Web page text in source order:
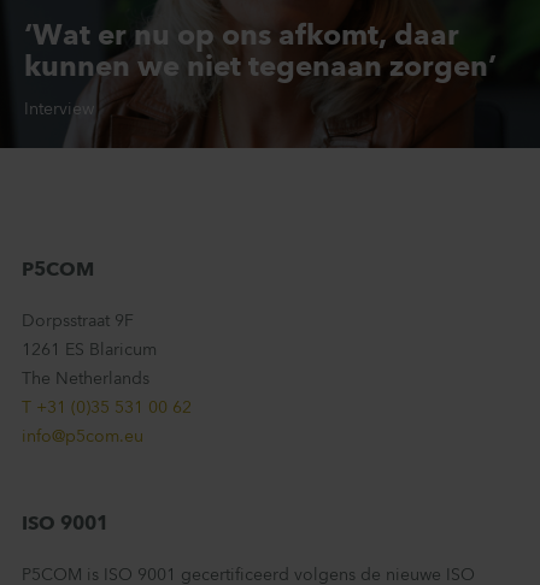
‘Wat er nu op ons afkomt, daar
kunnen we niet tegenaan zorgen’
Interview
P5COM
Dorpsstraat 9F
1261 ES Blaricum
The Netherlands
T +31 (0)35 531 00 62
info@p5com.eu
ISO 9001
P5COM is ISO 9001 gecertificeerd volgens de nieuwe ISO